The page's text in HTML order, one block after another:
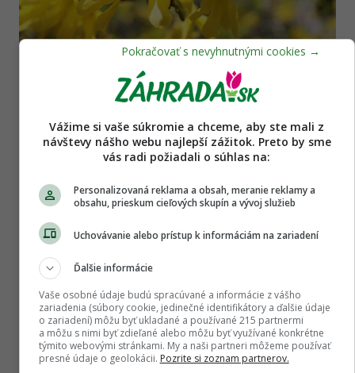
Okrasná záhrada
Ako sa postarať o zlatovku a ako si ju
Okrasná záhrada
Pivonky: Šperky záhrad, ktoré s obľubou
pestovali naše babičky
Vážime si vaše súkromie a chceme, aby ste mali z
návštevy nášho webu najlepší zážitok. Preto by sme
vás radi požiadali o súhlas na:
Personalizovaná reklama a obsah, meranie reklamy a
obsahu, prieskum cieľových skupín a vývoj služieb
Uchovávanie alebo prístup k informáciám na zariadení
Ďalšie informácie
Vaše osobné údaje budú spracúvané a informácie z vášho
zariadenia (súbory cookie, jedinečné identifikátory a ďalšie údaje
o zariadení) môžu byť ukladané a používané 215 partnermi
a môžu s nimi byť zdieľané alebo môžu byť využívané konkrétne
týmito webovými stránkami. My a naši partneri môžeme používať
presné údaje o geolokácii. Pozrite si zoznam partnerov.